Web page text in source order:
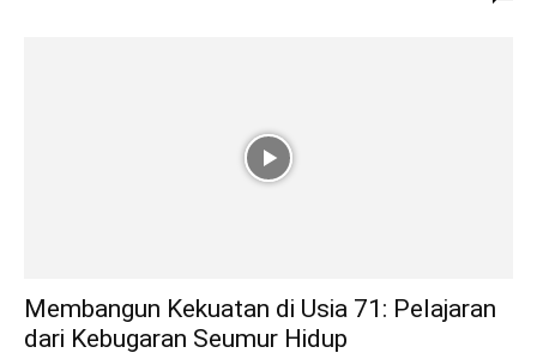
Membangun Kekuatan di Usia 71: Pelajaran
dari Kebugaran Seumur Hidup